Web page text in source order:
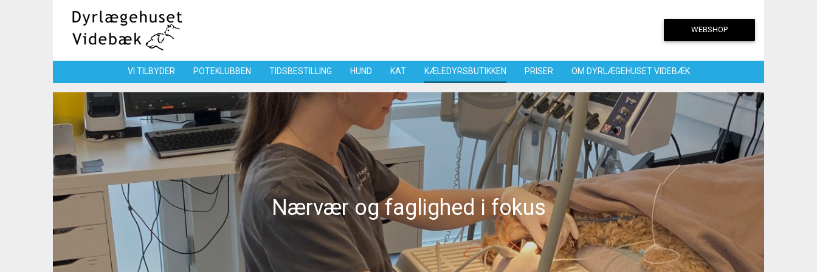
WEBSHOP
VI TILBYDER POTEKLUBBEN TIDSBESTILLING HUND KAT KÆLEDYRSBUTIKKEN PRISER OM DYRLÆGEHUSET VIDEBÆK
Nærvær og faglighed i fokus